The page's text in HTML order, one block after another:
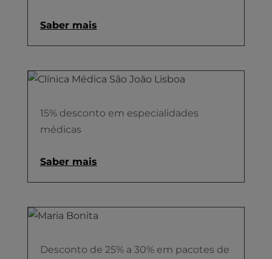
Saber mais
15% desconto em especialidades
médicas
Saber mais
Desconto de 25% a 30% em pacotes de